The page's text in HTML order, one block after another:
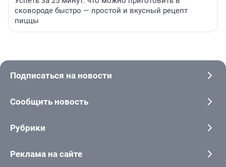
сковороде быстро — простой и вкусный рецепт
пиццы
Подписаться на новости
Сообщить новость
Рубрики
Реклама на сайте